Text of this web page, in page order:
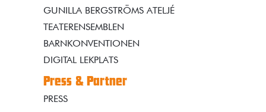
GUNILLA BERGSTRÖMS ATELJÉ
TEATERENSEMBLEN
BARNKONVENTIONEN
DIGITAL LEKPLATS
Press & Partner
PRESS